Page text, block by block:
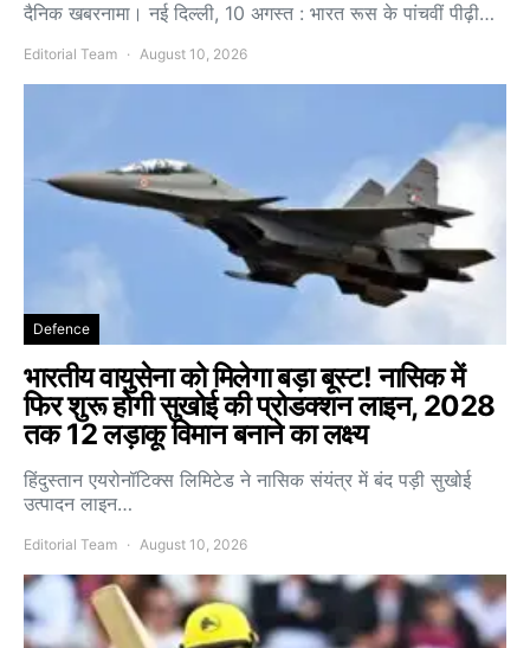
दैनिक खबरनामा। नई दिल्ली, 10 अगस्त : भारत रूस के पांचवीं पीढ़ी…
Editorial Team August 10, 2026
Defence
भारतीय वायुसेना को मिलेगा बड़ा बूस्ट! नासिक में
फिर शुरू होगी सुखोई की प्रोडक्शन लाइन, 2028
तक 12 लड़ाकू विमान बनाने का लक्ष्य
हिंदुस्तान एयरोनॉटिक्स लिमिटेड ने नासिक संयंत्र में बंद पड़ी सुखोई
उत्पादन लाइन…
Editorial Team August 10, 2026